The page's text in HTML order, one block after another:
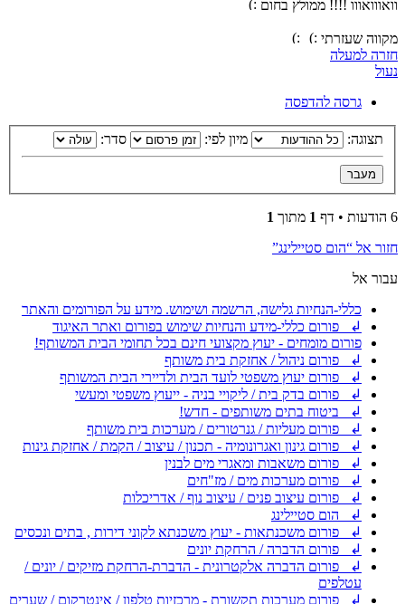
וואווואווו !!!! ממולץ בחום
מקווה שעזרתי
חזרה למעלה
נעול
גרסה להדפסה
תצוגה: מיון לפי: סדר:
6 הודעות • דף 1 מתוך 1
חזור אל “הום סטיילינג”
עבור אל
כללי-הנחיות גלישה, הרשמה ושימוש. מידע על הפורומים והאתר
↲ פורום כללי-מידע והנחיות שימוש בפורום ואתר האיגוד
פורום מומחים - יעוץ מקצועי חינם בכל תחומי הבית המשותף!
↲ פורום ניהול / אחזקת בית משותף
↲ פורום יעוץ משפטי לועד הבית ולדיירי הבית המשותף
↲ פורום בדק בית / ליקויי בניה - ייעוץ משפטי ומעשי
↲ ביטוח בתים משותפים - חדש!
↲ פורום מעליות / גנרטורים / מערכות בית משותף
↲ פורום גינון ואגרונומיה - תכנון / עיצוב / הקמת / אחזקת גינות
↲ פורום משאבות ומאגרי מים לבנין
↲ פורום מערכות מים / מז"חים
↲ פורום עיצוב פנים / עיצוב נוף / אדריכלות
↲ הום סטיילינג
↲ פורום משכנתאות - יעוץ משכנתא לקוני דירות , בתים ונכסים
↲ פורום הדברה / הרחקת יונים
↲ פורום הדברה אלקטרונית - הדברת-הרחקת מזיקים / יונים /
עטלפים
↲ פורום מערכות תקשורת - מרכזיות טלפון / אינטרקום / שערים